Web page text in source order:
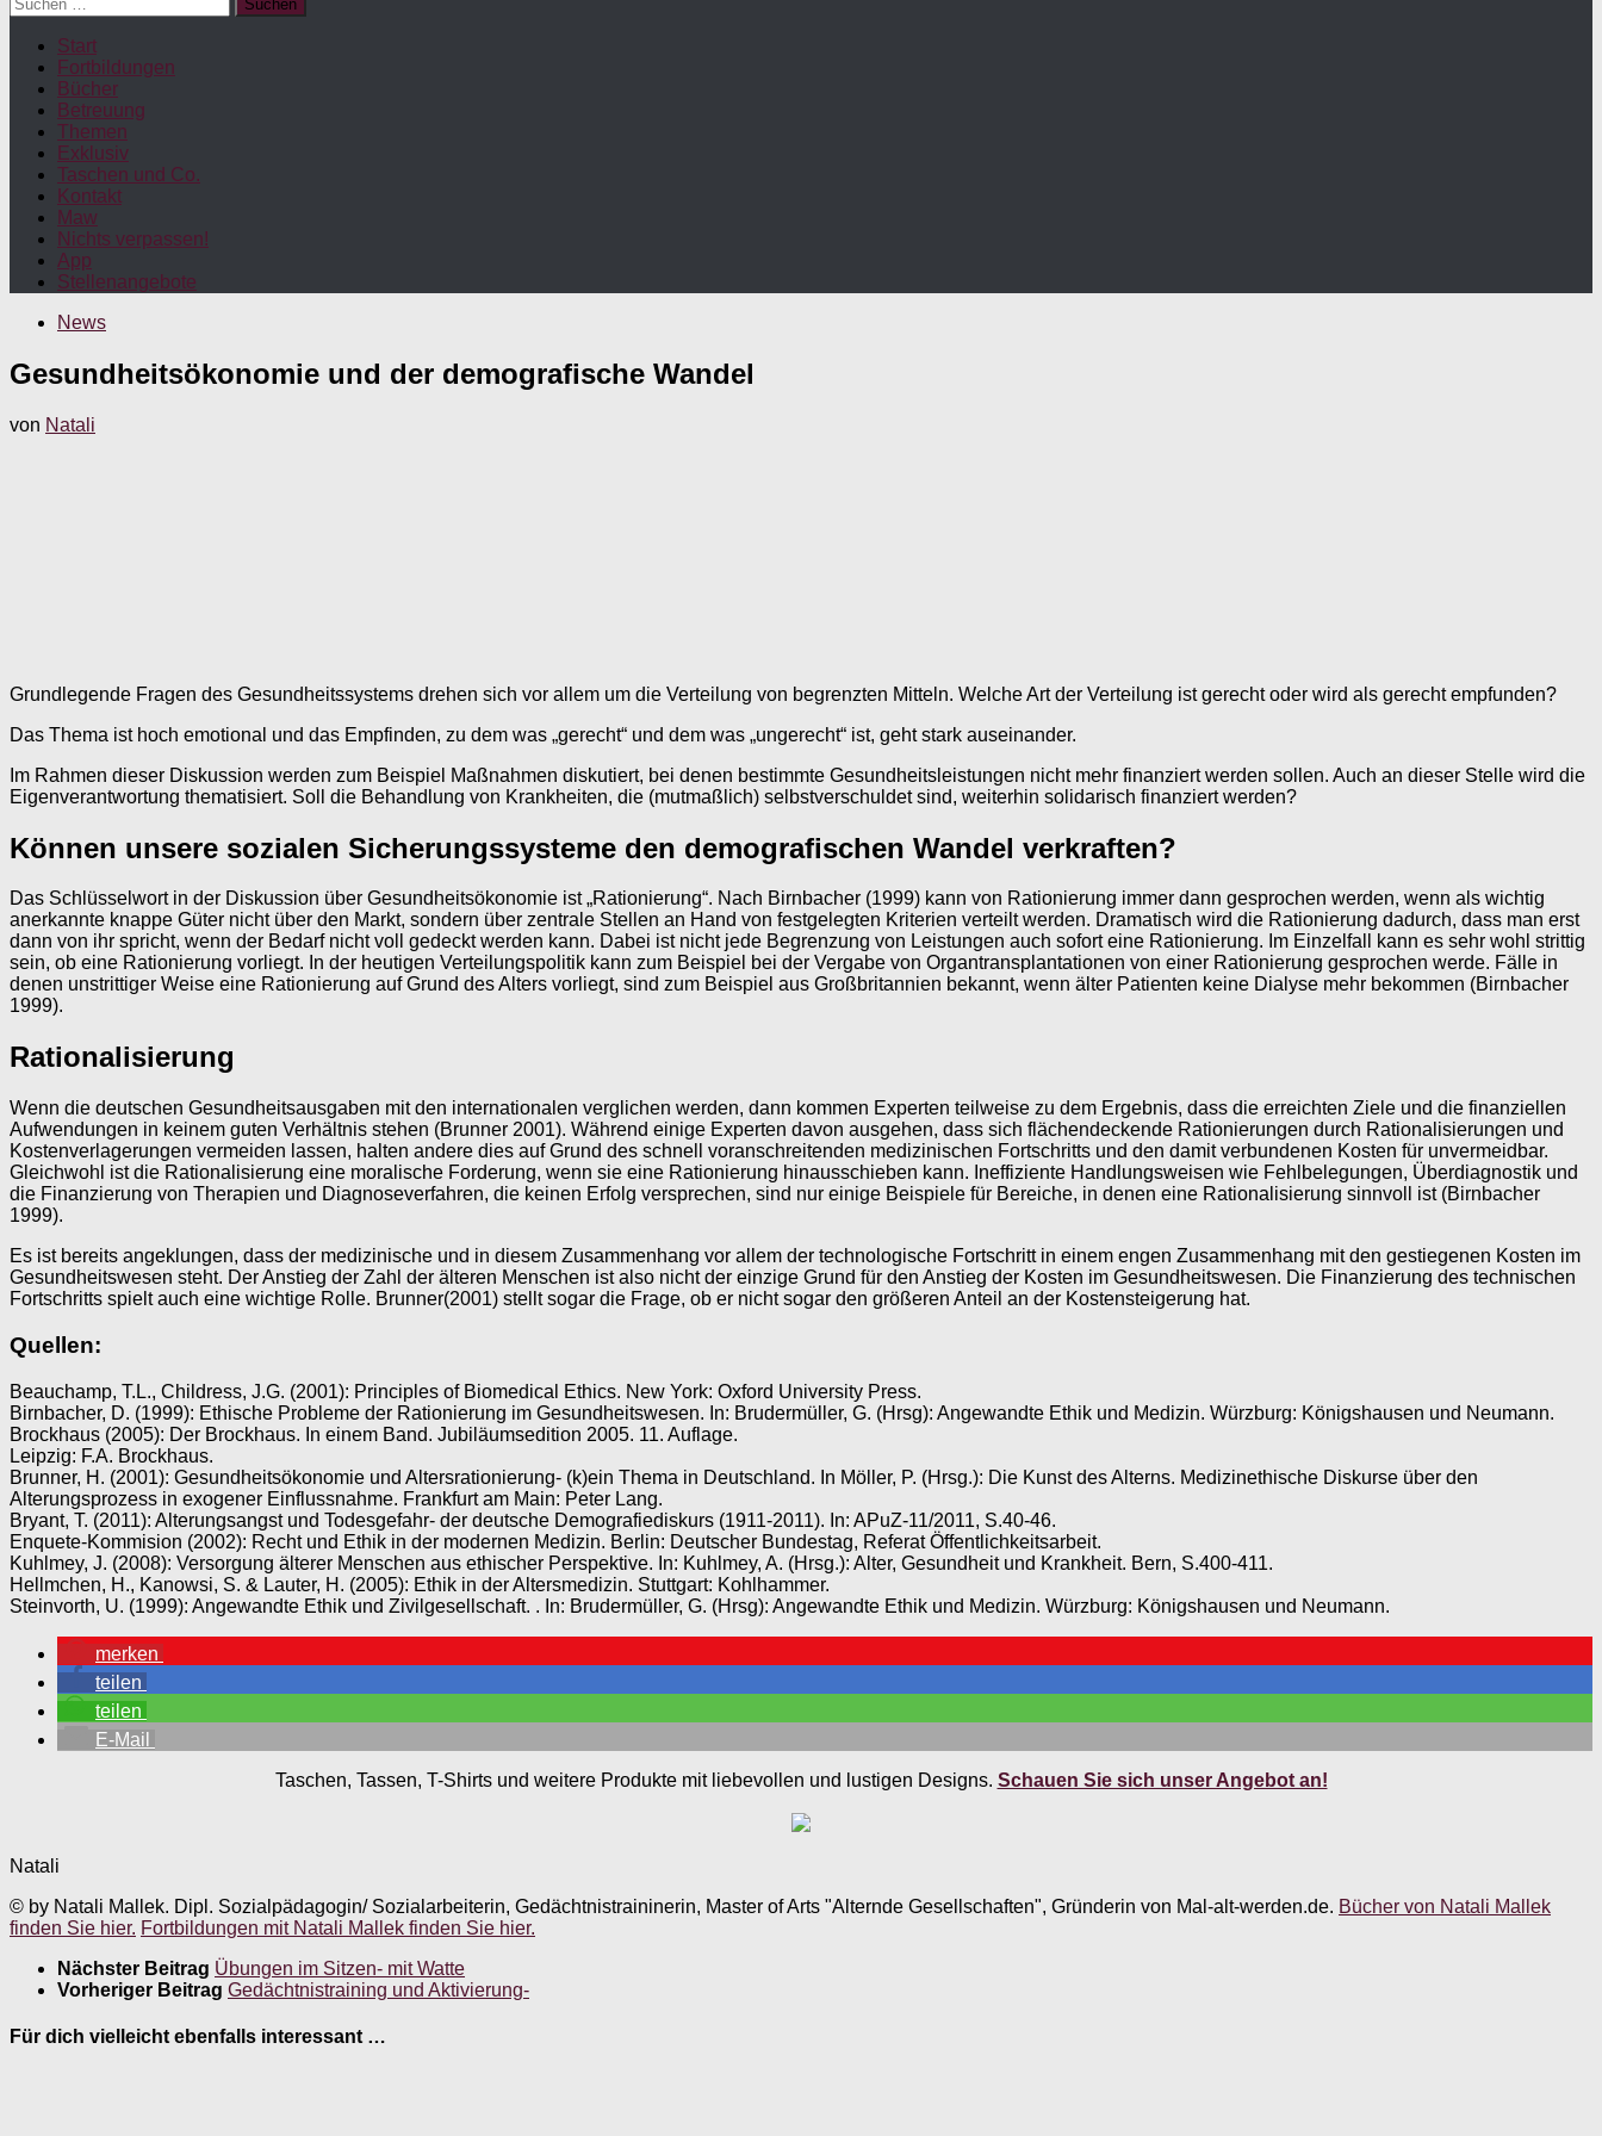
nach:
Start
Fortbildungen
Bücher
Betreuung
Themen
Exklusiv
Taschen und Co.
Kontakt
Maw
Nichts verpassen!
App
Stellenangebote
News
Gesundheitsökonomie und der demografische Wandel
von Natali
Grundlegende Fragen des Gesundheitssystems drehen sich vor allem um die Verteilung von begrenzten Mitteln. Welche Art der Verteilung ist gerecht oder wird als gerecht empfunden?
Das Thema ist hoch emotional und das Empfinden, zu dem was „gerecht“ und dem was „ungerecht“ ist, geht stark auseinander.
Im Rahmen dieser Diskussion werden zum Beispiel Maßnahmen diskutiert, bei denen bestimmte Gesundheitsleistungen nicht mehr finanziert werden sollen. Auch an dieser Stelle wird die
Eigenverantwortung thematisiert. Soll die Behandlung von Krankheiten, die (mutmaßlich) selbstverschuldet sind, weiterhin solidarisch finanziert werden?
Können unsere sozialen Sicherungssysteme den demografischen Wandel verkraften?
Das Schlüsselwort in der Diskussion über Gesundheitsökonomie ist „Rationierung“. Nach Birnbacher (1999) kann von Rationierung immer dann gesprochen werden, wenn als wichtig
anerkannte knappe Güter nicht über den Markt, sondern über zentrale Stellen an Hand von festgelegten Kriterien verteilt werden. Dramatisch wird die Rationierung dadurch, dass man erst
dann von ihr spricht, wenn der Bedarf nicht voll gedeckt werden kann. Dabei ist nicht jede Begrenzung von Leistungen auch sofort eine Rationierung. Im Einzelfall kann es sehr wohl strittig
sein, ob eine Rationierung vorliegt. In der heutigen Verteilungspolitik kann zum Beispiel bei der Vergabe von Organtransplantationen von einer Rationierung gesprochen werde. Fälle in
denen unstrittiger Weise eine Rationierung auf Grund des Alters vorliegt, sind zum Beispiel aus Großbritannien bekannt, wenn älter Patienten keine Dialyse mehr bekommen (Birnbacher
1999).
Rationalisierung
Wenn die deutschen Gesundheitsausgaben mit den internationalen verglichen werden, dann kommen Experten teilweise zu dem Ergebnis, dass die erreichten Ziele und die finanziellen
Aufwendungen in keinem guten Verhältnis stehen (Brunner 2001). Während einige Experten davon ausgehen, dass sich flächendeckende Rationierungen durch Rationalisierungen und
Kostenverlagerungen vermeiden lassen, halten andere dies auf Grund des schnell voranschreitenden medizinischen Fortschritts und den damit verbundenen Kosten für unvermeidbar.
Gleichwohl ist die Rationalisierung eine moralische Forderung, wenn sie eine Rationierung hinausschieben kann. Ineffiziente Handlungsweisen wie Fehlbelegungen, Überdiagnostik und
die Finanzierung von Therapien und Diagnoseverfahren, die keinen Erfolg versprechen, sind nur einige Beispiele für Bereiche, in denen eine Rationalisierung sinnvoll ist (Birnbacher
1999).
Es ist bereits angeklungen, dass der medizinische und in diesem Zusammenhang vor allem der technologische Fortschritt in einem engen Zusammenhang mit den gestiegenen Kosten im
Gesundheitswesen steht. Der Anstieg der Zahl der älteren Menschen ist also nicht der einzige Grund für den Anstieg der Kosten im Gesundheitswesen. Die Finanzierung des technischen
Fortschritts spielt auch eine wichtige Rolle. Brunner(2001) stellt sogar die Frage, ob er nicht sogar den größeren Anteil an der Kostensteigerung hat.
Quellen:
Beauchamp, T.L., Childress, J.G. (2001): Principles of Biomedical Ethics. New York: Oxford University Press.
Birnbacher, D. (1999): Ethische Probleme der Rationierung im Gesundheitswesen. In: Brudermüller, G. (Hrsg): Angewandte Ethik und Medizin. Würzburg: Königshausen und Neumann.
Brockhaus (2005): Der Brockhaus. In einem Band. Jubiläumsedition 2005. 11. Auflage.
Leipzig: F.A. Brockhaus.
Brunner, H. (2001): Gesundheitsökonomie und Altersrationierung- (k)ein Thema in Deutschland. In Möller, P. (Hrsg.): Die Kunst des Alterns. Medizinethische Diskurse über den
Alterungsprozess in exogener Einflussnahme. Frankfurt am Main: Peter Lang.
Bryant, T. (2011): Alterungsangst und Todesgefahr- der deutsche Demografiediskurs (1911-2011). In: APuZ-11/2011, S.40-46.
Enquete-Kommision (2002): Recht und Ethik in der modernen Medizin. Berlin: Deutscher Bundestag, Referat Öffentlichkeitsarbeit.
Kuhlmey, J. (2008): Versorgung älterer Menschen aus ethischer Perspektive. In: Kuhlmey, A. (Hrsg.): Alter, Gesundheit und Krankheit. Bern, S.400-411.
Hellmchen, H., Kanowsi, S. & Lauter, H. (2005): Ethik in der Altersmedizin. Stuttgart: Kohlhammer.
Steinvorth, U. (1999): Angewandte Ethik und Zivilgesellschaft. . In: Brudermüller, G. (Hrsg): Angewandte Ethik und Medizin. Würzburg: Königshausen und Neumann.
merken
teilen
teilen
E-Mail
Taschen, Tassen, T-Shirts und weitere Produkte mit liebevollen und lustigen Designs. Schauen Sie sich unser Angebot an!
Natali
© by Natali Mallek. Dipl. Sozialpädagogin/ Sozialarbeiterin, Gedächtnistraininerin, Master of Arts "Alternde Gesellschaften", Gründerin von Mal-alt-werden.de. Bücher von Natali Mallek
finden Sie hier. Fortbildungen mit Natali Mallek finden Sie hier.
Nächster Beitrag Übungen im Sitzen- mit Watte
Vorheriger Beitrag Gedächtnistraining und Aktivierung-
Für dich vielleicht ebenfalls interessant …